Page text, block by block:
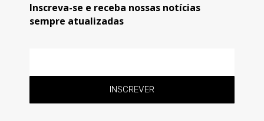
Inscreva-se e receba nossas notícias
sempre atualizadas
INSCREVER